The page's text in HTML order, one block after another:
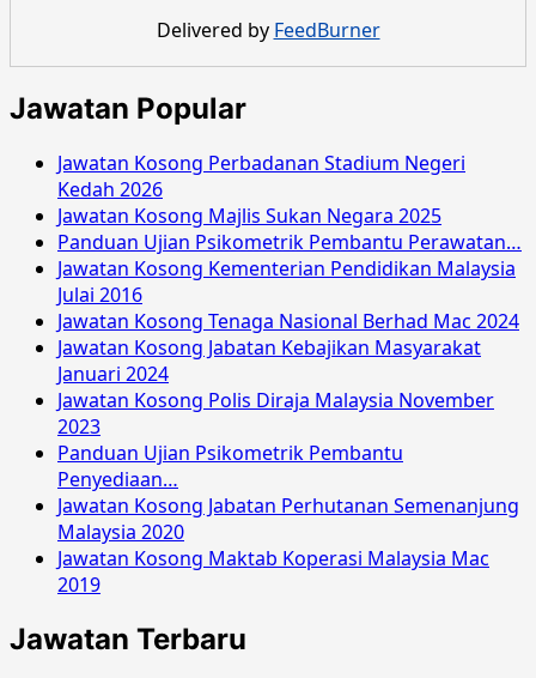
Multimedia
Malaysia
Oktober
2018
Delivered by FeedBurner
Jawatan Popular
Jawatan Kosong Perbadanan Stadium Negeri
Kedah 2026
Jawatan Kosong Majlis Sukan Negara 2025
Panduan Ujian Psikometrik Pembantu Perawatan…
Jawatan Kosong Kementerian Pendidikan Malaysia
Julai 2016
Jawatan Kosong Tenaga Nasional Berhad Mac 2024
Jawatan Kosong Jabatan Kebajikan Masyarakat
Januari 2024
Jawatan Kosong Polis Diraja Malaysia November
2023
Panduan Ujian Psikometrik Pembantu
Penyediaan…
Jawatan Kosong Jabatan Perhutanan Semenanjung
Malaysia 2020
Jawatan Kosong Maktab Koperasi Malaysia Mac
2019
Jawatan Terbaru